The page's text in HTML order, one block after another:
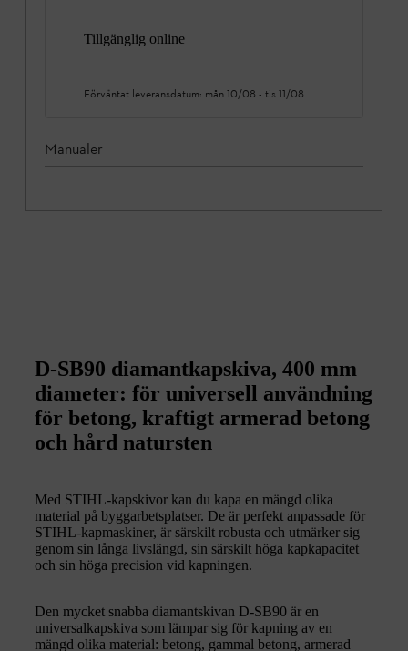
Tillgänglig online
Förväntat leveransdatum: mån 10/08 - tis 11/08
Manualer
D-SB90 diamantkapskiva, 400 mm
diameter: för universell användning
för betong, kraftigt armerad betong
och hård natursten
Med STIHL-kapskivor kan du kapa en mängd olika
material på byggarbetsplatser. De är perfekt anpassade för
STIHL-kapmaskiner, är särskilt robusta och utmärker sig
genom sin långa livslängd, sin särskilt höga kapkapacitet
och sin höga precision vid kapningen.
Den mycket snabba diamantskivan D-SB90 är en
universalkapskiva som lämpar sig för kapning av en
mängd olika material: betong, gammal betong, armerad